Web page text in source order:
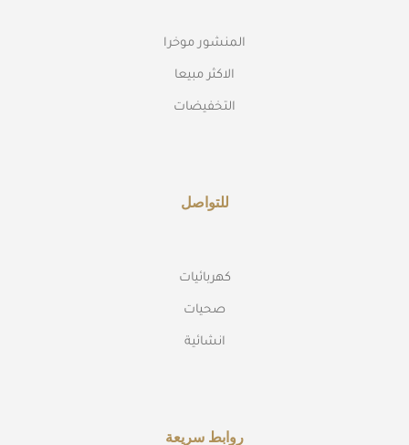
المنشور موخرا
الاكثر مبيعا
التخفيضات
للتواصل
كهربائيات
صحيات
انشائية
روابط سريعة